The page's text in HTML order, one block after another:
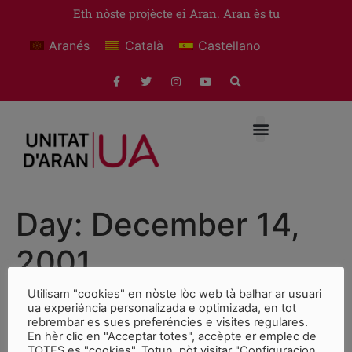
Eth nòste projècte ei Aran. Aran ès tu
Aranés Català Castellano
Day: December 14,
2001
Pressupostos sense
solucions
Utilisam "cookies" en nòste lòc web tà balhar ar usuari
ua experiéncia personalizada e optimizada, en tot
rebrembar es sues preferéncies e visites regulares.
En hèr clic en "Acceptar totes", accèpte er emplec de
Vòs recéber eth nau
huelheton informatiu
d’Unitat d’Aran?